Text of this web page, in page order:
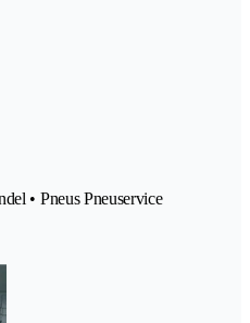
• Pneus Pneuservice